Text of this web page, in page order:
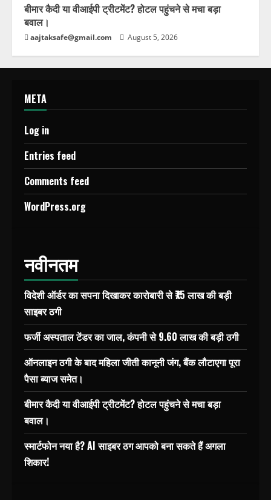
बीमार कैदी या वीआईपी ट्रीटमेंट? होटल पहुंचने से मचा बड़ा
बवाल।
aajtaksafe@gmail.com August 5, 2026
META
Log in
Entries feed
Comments feed
WordPress.org
नवीनतम
विदेशी ऑर्डर का सपना दिखाकर कारोबारी से ₹75 लाख की बड़ी
साइबर ठगी
फर्जी अस्पताल टेंडर का जाल, कंपनी से 9.60 लाख की बड़ी ठगी
ऑनलाइन ठगी के बाद महिला जीती कानूनी जंग, बैंक लौटाएगा पूरा
पैसा ब्याज समेत।
बीमार कैदी या वीआईपी ट्रीटमेंट? होटल पहुंचने से मचा बड़ा
बवाल।
स्मार्टफोन नया है? AI साइबर ठग आपको बना सकते हैं अगला
शिकार!